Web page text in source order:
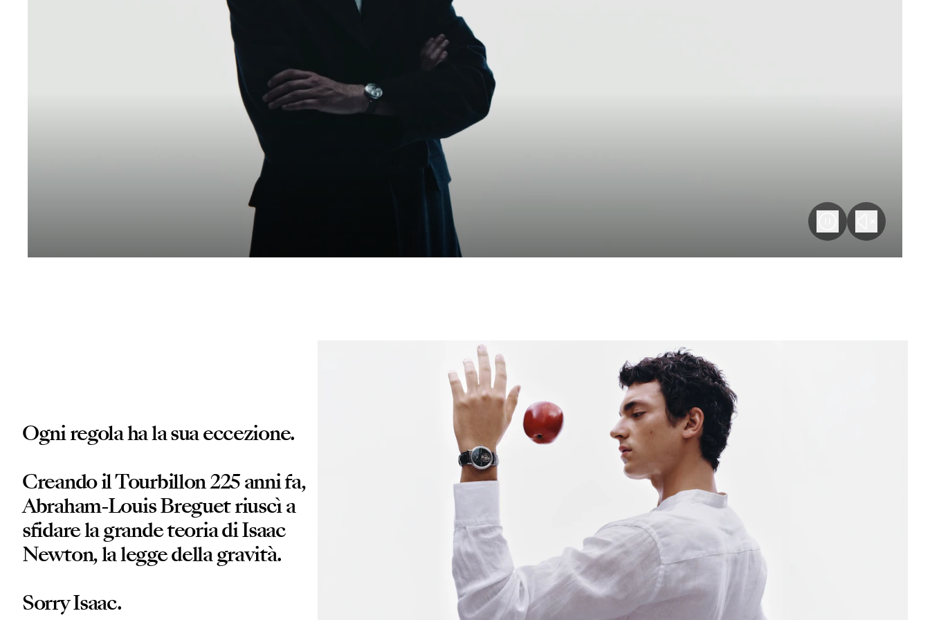
Ogni regola ha la sua eccezione.
Creando il Tourbillon 225 anni fa,
Abraham-Louis Breguet riuscì a
sfidare la grande teoria di Isaac
Newton, la legge della gravità.
Sorry Isaac.